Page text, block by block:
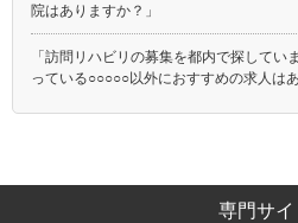
院はありますか？」
「訪問リハビリの募集を都内で探して
っている○○○○○以外におすすめの求人は
専門サイ